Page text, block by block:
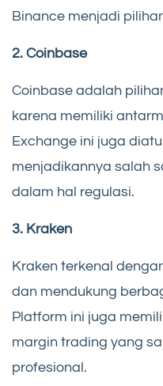
Binance menjadi
2. Coinbase
Coinbase adalah
karena memiliki
Exchange ini juga
menjadikannya salah
dalam hal regulasi.
3. Kraken
Kraken terkenal
dan mendukung
Platform ini juga
margin trading yang
profesional.